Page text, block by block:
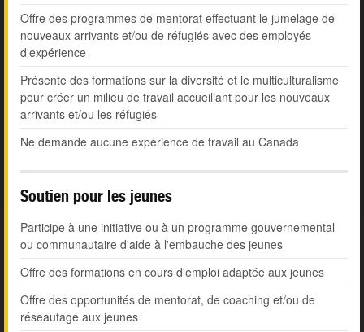
Offre des programmes de mentorat effectuant le jumelage de
nouveaux arrivants et/ou de réfugiés avec des employés
d'expérience
Présente des formations sur la diversité et le multiculturalisme
pour créer un milieu de travail accueillant pour les nouveaux
arrivants et/ou les réfugiés
Ne demande aucune expérience de travail au Canada
Soutien pour les jeunes
Participe à une initiative ou à un programme gouvernemental
ou communautaire d'aide à l'embauche des jeunes
Offre des formations en cours d'emploi adaptée aux jeunes
Offre des opportunités de mentorat, de coaching et/ou de
réseautage aux jeunes